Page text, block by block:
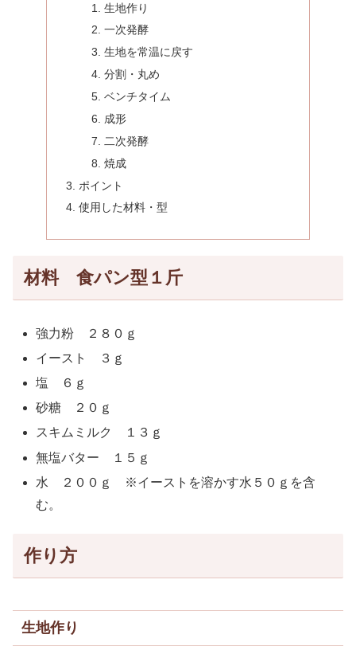
生地作り
一次発酵
生地を常温に戻す
分割・丸め
ベンチタイム
成形
二次発酵
焼成
ポイント
使用した材料・型
材料 食パン型１斤
強力粉 ２８０ｇ
イースト ３ｇ
塩 ６ｇ
砂糖 ２０ｇ
スキムミルク １３ｇ
無塩バター １５ｇ
水 ２００ｇ ※イーストを溶かす水５０ｇを含
む。
作り方
生地作り